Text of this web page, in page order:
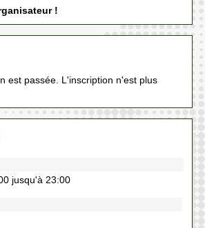
!
est passée. L'inscription n'est plus
jusqu'à 23:00